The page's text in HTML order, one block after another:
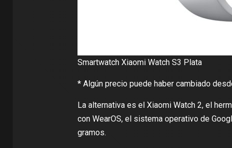
Smartwatch Xiaomi Watch S3 Plata
* Algún precio puede haber cambiado
La alternativa es el Xiaomi Watch 2, el
con WearOS, el sistema operativo de
gramos.